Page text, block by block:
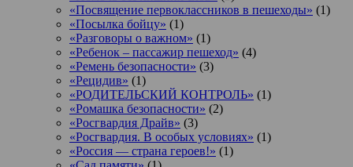
«Посвящение первоклассников в пешеходы» (1)
«Посылка бойцу» (1)
«Разговоры о важном» (1)
«Ребенок – пассажир пешеход» (4)
«Ремень безопасности» (3)
«Рецидив» (1)
«РОДИТЕЛЬСКИЙ КОНТРОЛЬ» (1)
«Ромашка безопасности» (2)
«Росгвардия Драйв» (3)
«Росгвардия. В особых условиях» (1)
«Россия — страна героев!» (1)